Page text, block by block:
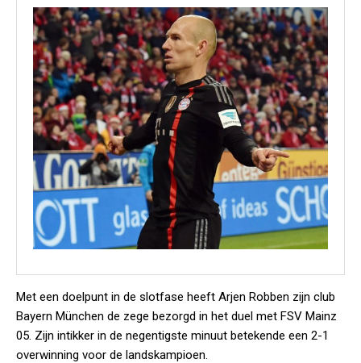
Met een doelpunt in de slotfase heeft Arjen Robben zijn club
Bayern München de zege bezorgd in het duel met FSV Mainz
05. Zijn intikker in de negentigste minuut betekende een 2-1
overwinning voor de landskampioen.